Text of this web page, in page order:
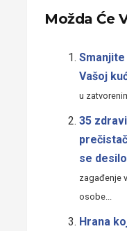
Možda Će
Vašoj
u
35
se
zagađenje
osobe...
Hrana